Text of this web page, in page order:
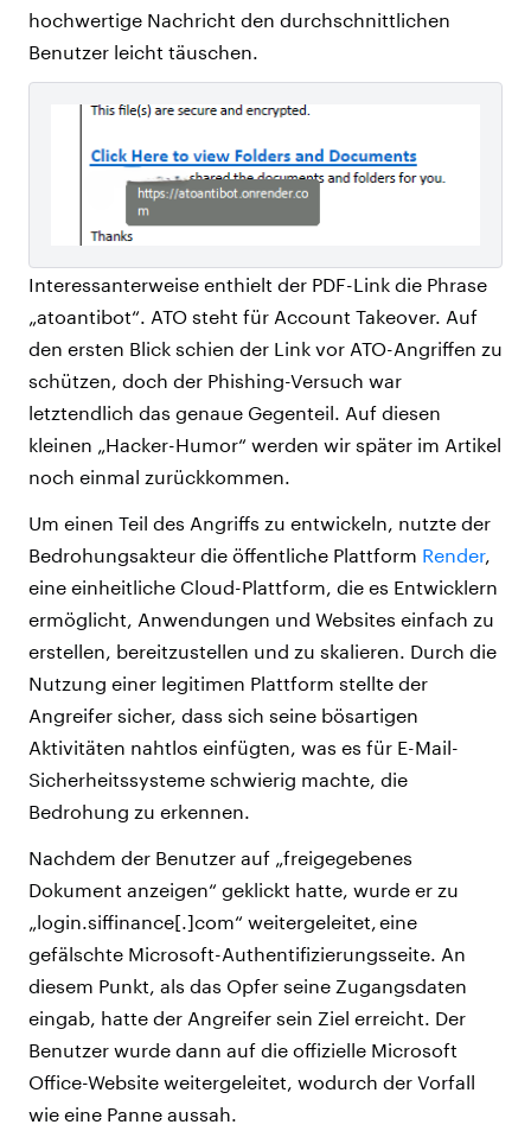
hochwertige Nachricht den durchschnittlichen
Benutzer leicht täuschen.
Interessanterweise enthielt der PDF-Link die Phrase
„atoantibot“. ATO steht für Account Takeover. Auf
den ersten Blick schien der Link vor ATO-Angriffen zu
schützen, doch der Phishing-Versuch war
letztendlich das genaue Gegenteil. Auf diesen
kleinen „Hacker-Humor“ werden wir später im Artikel
noch einmal zurückkommen.
Um einen Teil des Angriffs zu entwickeln, nutzte der
Bedrohungsakteur die öffentliche Plattform Render,
eine einheitliche Cloud-Plattform, die es Entwicklern
ermöglicht, Anwendungen und Websites einfach zu
erstellen, bereitzustellen und zu skalieren. Durch die
Nutzung einer legitimen Plattform stellte der
Angreifer sicher, dass sich seine bösartigen
Aktivitäten nahtlos einfügten, was es für E-Mail-
Sicherheitssysteme schwierig machte, die
Bedrohung zu erkennen.
Nachdem der Benutzer auf „freigegebenes
Dokument anzeigen“ geklickt hatte, wurde er zu
„login.siffinance[.]com“ weitergeleitet, eine
gefälschte Microsoft-Authentifizierungsseite. An
diesem Punkt, als das Opfer seine Zugangsdaten
eingab, hatte der Angreifer sein Ziel erreicht. Der
Benutzer wurde dann auf die offizielle Microsoft
Office-Website weitergeleitet, wodurch der Vorfall
wie eine Panne aussah.